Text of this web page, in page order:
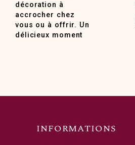
décoration à
accrocher chez
vous ou à offrir. Un
délicieux moment
INFORMATIONS